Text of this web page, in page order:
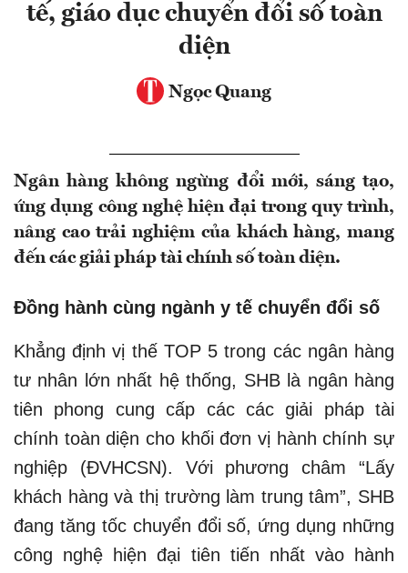
tế, giáo dục chuyển đổi số toàn
diện
Ngọc Quang
Ngân hàng không ngừng đổi mới, sáng tạo,
ứng dụng công nghệ hiện đại trong quy trình,
nâng cao trải nghiệm của khách hàng, mang
đến các giải pháp tài chính số toàn diện.
Đồng hành cùng ngành y tế chuyển đổi số
Khẳng định vị thế TOP 5 trong các ngân hàng
tư nhân lớn nhất hệ thống, SHB là ngân hàng
tiên phong cung cấp các các giải pháp tài
chính toàn diện cho khối đơn vị hành chính sự
nghiệp (ĐVHCSN). Với phương châm “Lấy
khách hàng và thị trường làm trung tâm”, SHB
đang tăng tốc chuyển đổi số, ứng dụng những
công nghệ hiện đại tiên tiến nhất vào hành